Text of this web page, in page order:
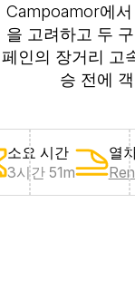
Campoamor에
을 고려하고 두
페인의 장거리 고
승 전에
소요 시간
3시간 51m
열